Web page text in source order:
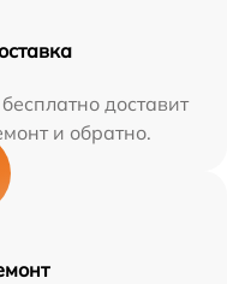
доставит
и обратно.